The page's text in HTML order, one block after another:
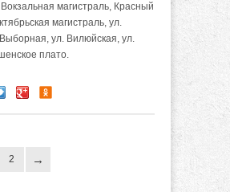
магистраль, Красный
магистраль, ул.
ул. Вилюйская, ул.
плато.
2